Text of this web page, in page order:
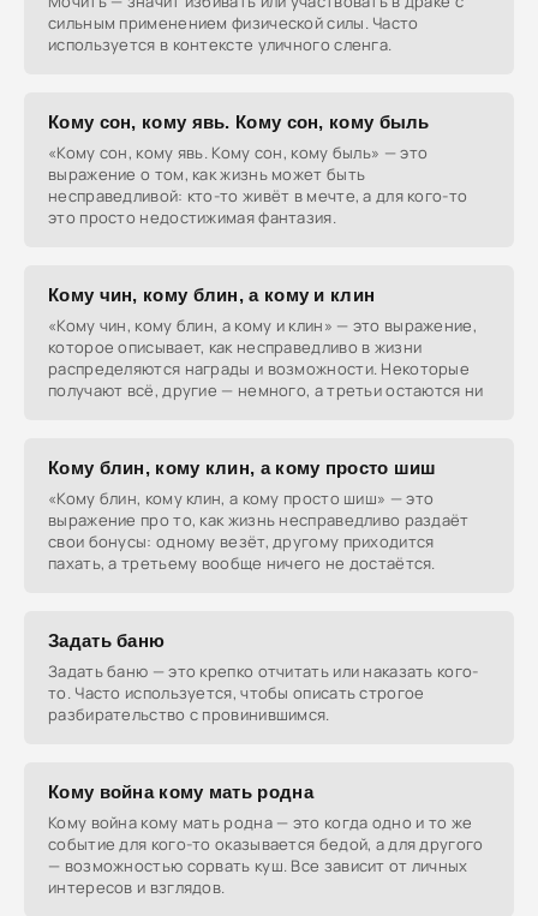
сильным применением физической силы. Часто
используется в контексте уличного сленга.
Кому сон, кому явь. Кому сон, кому быль
«Кому сон, кому явь. Кому сон, кому быль» — это
выражение о том, как жизнь может быть
несправедливой: кто-то живёт в мечте, а для кого-то
это просто недостижимая фантазия.
Кому чин, кому блин, а кому и клин
«Кому чин, кому блин, а кому и клин» — это выражение,
которое описывает, как несправедливо в жизни
распределяются награды и возможности. Некоторые
получают всё, другие — немного, а третьи остаются ни
Кому блин, кому клин, а кому просто шиш
«Кому блин, кому клин, а кому просто шиш» — это
выражение про то, как жизнь несправедливо раздаёт
свои бонусы: одному везёт, другому приходится
пахать, а третьему вообще ничего не достаётся.
Задать баню
Задать баню — это крепко отчитать или наказать кого-
то. Часто используется, чтобы описать строгое
разбирательство с провинившимся.
Кому война кому мать родна
Кому война кому мать родна — это когда одно и то же
событие для кого-то оказывается бедой, а для другого
— возможностью сорвать куш. Все зависит от личных
интересов и взглядов.